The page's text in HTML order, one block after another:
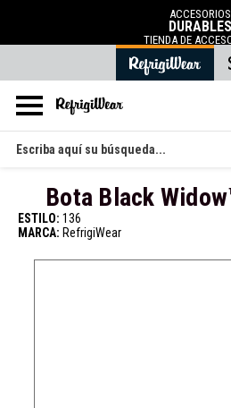
Ir
ENVÍO
en pedidos
.
Buscar
en
Bota Black
ESTILO: 136
MARCA: RefrigiWear